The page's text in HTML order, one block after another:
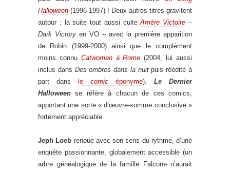
Halloween (1996-1997) ! Deux autres titres gravitent
autour : la suite tout aussi culteAmère Victoire –
Dark Victory en VO – avec la première apparition
de Robin (1999-2000) ainsi que le complément
moins connu Catwoman à Rome (2004, lui aussi
inclus dans Des ombres dans la nuitpuis réédité à
part dans
le comic éponyme). Le Dernier
Halloween se réfère à chacun de ces comics,
apportant une sorte « d’œuvre-somme conclusive »
fortement appréciable.
Jeph Loeb renoue avec son sens du rythme, d’une
enquête passionnante, globalement accessible (un
arbre généalogique de la famille Falcone n’aurait